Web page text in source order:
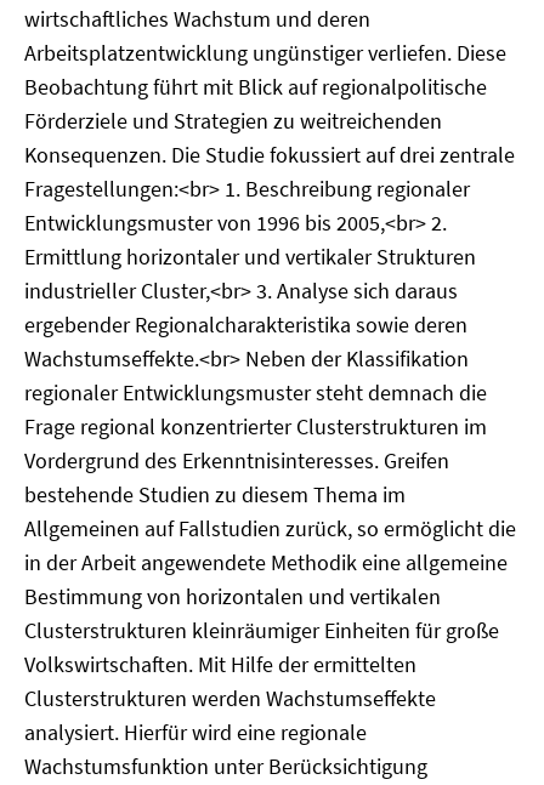
wirtschaftliches Wachstum und deren
Arbeitsplatzentwicklung ungünstiger verliefen. Diese
Beobachtung führt mit Blick auf regionalpolitische
Förderziele und Strategien zu weitreichenden
Konsequenzen. Die Studie fokussiert auf drei zentrale
Fragestellungen:<br> 1. Beschreibung regionaler
Entwicklungsmuster von 1996 bis 2005,<br> 2.
Ermittlung horizontaler und vertikaler Strukturen
industrieller Cluster,<br> 3. Analyse sich daraus
ergebender Regionalcharakteristika sowie deren
Wachstumseffekte.<br> Neben der Klassifikation
regionaler Entwicklungsmuster steht demnach die
Frage regional konzentrierter Clusterstrukturen im
Vordergrund des Erkenntnisinteresses. Greifen
bestehende Studien zu diesem Thema im
Allgemeinen auf Fallstudien zurück, so ermöglicht die
in der Arbeit angewendete Methodik eine allgemeine
Bestimmung von horizontalen und vertikalen
Clusterstrukturen kleinräumiger Einheiten für große
Volkswirtschaften. Mit Hilfe der ermittelten
Clusterstrukturen werden Wachstumseffekte
analysiert. Hierfür wird eine regionale
Wachstumsfunktion unter Berücksichtigung